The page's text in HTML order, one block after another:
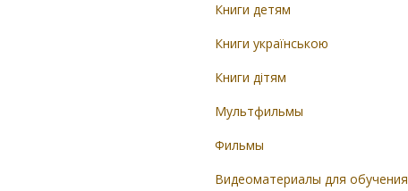
Книги детям
Книги українською
Книги дітям
Мультфильмы
Фильмы
Видеоматериалы для обучения